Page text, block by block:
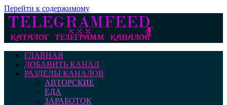
Перейти к содержимому
ГЛАВНАЯ
ДОБАВИТЬ КАНАЛ
РАЗДЕЛЫ КАНАЛОВ
АВТОРСКИЕ
ЕДА
ЗАРАБОТОК